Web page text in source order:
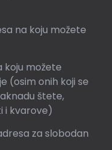
na koju možete
koju možete
(osim onih koji se
štete,
i kvarove)
za slobodan